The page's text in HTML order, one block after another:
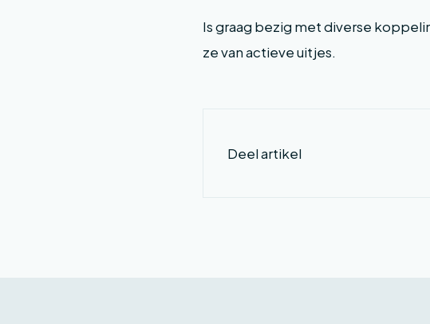
Is graag bezig met diverse
ze van actieve uitjes.
Deel artikel